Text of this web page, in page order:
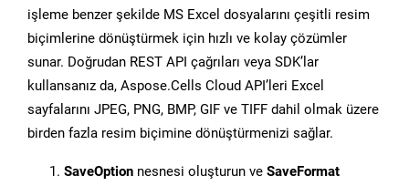
işleme benzer şekilde MS Excel dosyalarını çeşitli resim
biçimlerine dönüştürmek için hızlı ve kolay çözümler
sunar. Doğrudan REST API çağrıları veya SDK’lar
kullansanız da, Aspose.Cells Cloud API’leri Excel
sayfalarını JPEG, PNG, BMP, GIF ve TIFF dahil olmak üzere
birden fazla resim biçimine dönüştürmenizi sağlar.
SaveOption nesnesi oluşturun ve SaveFormat